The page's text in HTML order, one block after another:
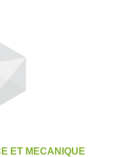
ET MECANIQUE